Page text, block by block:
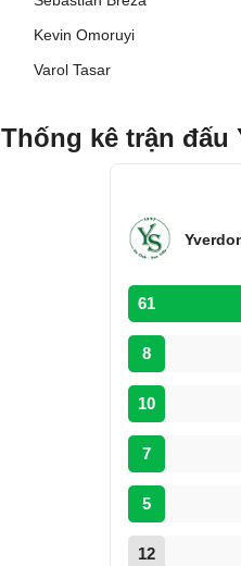
Kevin Omoruyi
Varol Tasar
Thống kê trận đấu
61
8
10
7
5
12